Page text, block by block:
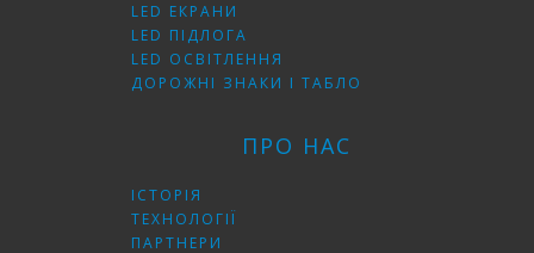
LED ЕКРАНИ
LED ПІДЛОГА
LED ОСВІТЛЕННЯ
ДОРОЖНІ ЗНАКИ І ТАБЛО
ПРО НАС
ІСТОРІЯ
ТЕХНОЛОГІЇ
ПАРТНЕРИ